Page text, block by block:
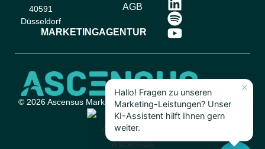
40591
Düsseldorf
MARKETINGAGENTUR
AGB
© 2026 Ascensus Marketing eine Marke der Ascensus GmbH